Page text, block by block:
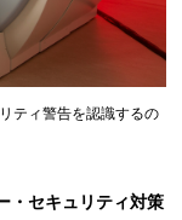
ティ警告を認識するの
・セキュリティ対策